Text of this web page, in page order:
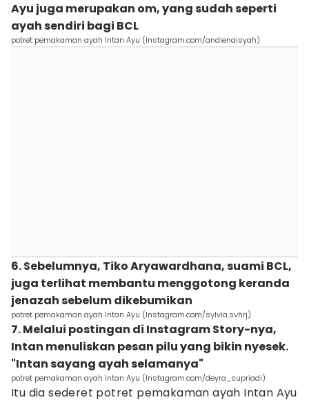
Ayu juga merupakan om, yang sudah seperti
ayah sendiri bagi BCL
potret pemakaman ayah Intan Ayu (Instagram.com/andienaisyah)
6. Sebelumnya, Tiko Aryawardhana, suami BCL,
juga terlihat membantu menggotong keranda
jenazah sebelum dikebumikan
potret pemakaman ayah Intan Ayu (Instagram.com/sylvia.svhrj)
7. Melalui postingan di Instagram Story-nya,
Intan menuliskan pesan pilu yang bikin nyesek.
"Intan sayang ayah selamanya"
potret pemakaman ayah Intan Ayu (Instagram.com/deyra_supriadi)
Itu dia sederet potret pemakaman ayah Intan Ayu